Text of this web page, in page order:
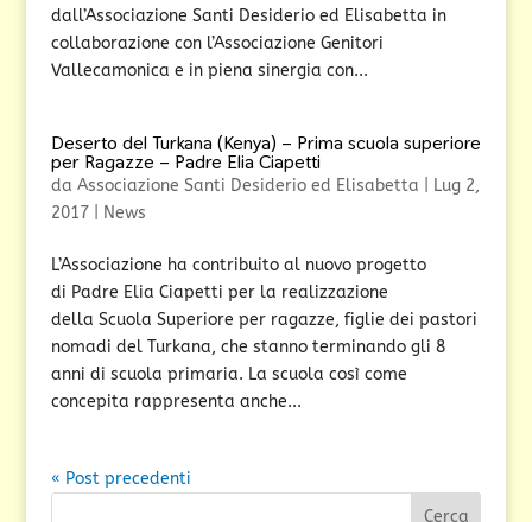
dall’Associazione Santi Desiderio ed Elisabetta in
collaborazione con l’Associazione Genitori
Vallecamonica e in piena sinergia con...
Deserto del Turkana (Kenya) – Prima scuola superiore
per Ragazze – Padre Elia Ciapetti
da Associazione Santi Desiderio ed Elisabetta
Lug 2,
2017| News
L’Associazione ha contribuito al nuovo progetto
di Padre Elia Ciapetti per la realizzazione
della Scuola Superiore per ragazze, figlie dei pastori
nomadi del Turkana, che stanno terminando gli 8
anni di scuola primaria. La scuola così come
concepita rappresenta anche...
« Post precedenti